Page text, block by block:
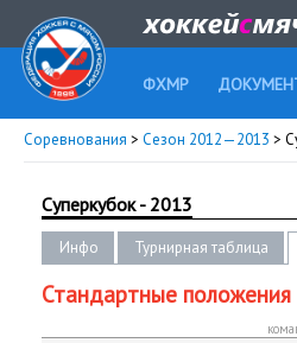
ФХМР
Соревнования > Сезон 2012—2013 >
Суперкубок - 2013
Инфо Турнирная таблица
Стандартные положения